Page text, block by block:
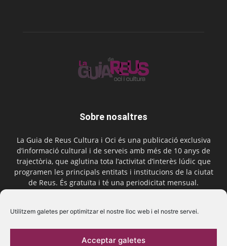
Utilitzem galetes per optimitzar el nostre lloc web i el nostre servei.
Acceptar galetes
Sobre nosaltres
La Guia de Reus Cultura i Oci és una publicació exclusiva
d’informació cultural i de serveis amb més de 10 anys de
trajectòria, que aglutina tota l’activitat d’interès lúdic que
programen les principals entitats i institucions de la ciutat
de Reus. És gratuïta i té una periodicitat mensual.
Segueix-nos